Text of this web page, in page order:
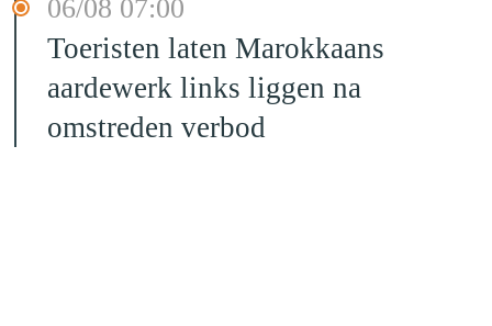
06/08 07:00
Toeristen laten Marokkaans
aardewerk links liggen na
omstreden verbod